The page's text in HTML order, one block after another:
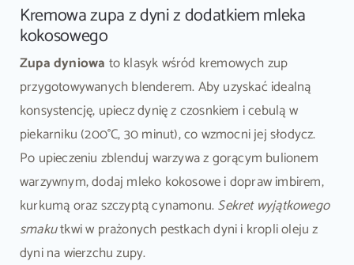
Kremowa zupa z dyni z dodatkiem mleka
kokosowego
Zupa dyniowa to klasyk wśród kremowych zup
przygotowywanych blenderem. Aby uzyskać idealną
konsystencję, upiecz dynię z czosnkiem i cebulą w
piekarniku (200°C, 30 minut), co wzmocni jej słodycz.
Po upieczeniu zblenduj warzywa z gorącym bulionem
warzywnym, dodaj mleko kokosowe i dopraw imbirem,
kurkumą oraz szczyptą cynamonu.Sekret wyjątkowego
smakutkwi w prażonych pestkach dyni i kropli oleju z
dyni na wierzchu zupy.